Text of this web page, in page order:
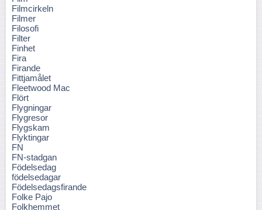
Filmcirkeln
Filmer
Filosofi
Filter
Finhet
Fira
Firande
Fittjamålet
Fleetwood Mac
Flört
Flygningar
Flygresor
Flygskam
Flyktingar
FN
FN-stadgan
Födelsedag
födelsedagar
Födelsedagsfirande
Folke Pajo
Folkhemmet